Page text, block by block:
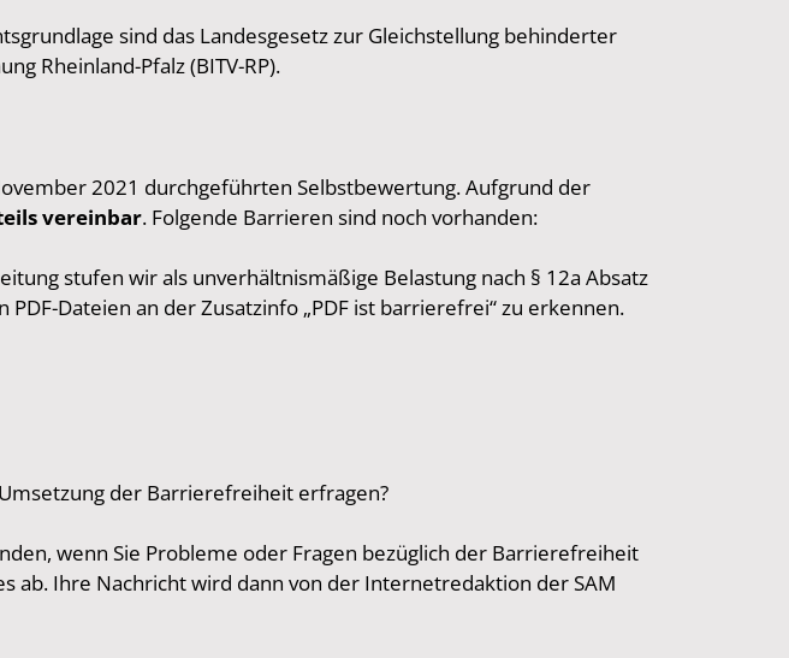
sind das Landesgesetz zur Gleichstellung behinderter
Rheinland-Pfalz (BITV-RP).
2021 durchgeführten Selbstbewertung. Aufgrund der
vereinbar. Folgende Barrieren sind noch vorhanden:
stufen wir als unverhältnismäßige Belastung nach § 12a Absatz
Dateien an der Zusatzinfo „PDF ist barrierefrei“ zu erkennen.
der Barrierefreiheit erfragen?
wenn Sie Probleme oder Fragen bezüglich der Barrierefreiheit
ab. Ihre Nachricht wird dann von der Internetredaktion der SAM